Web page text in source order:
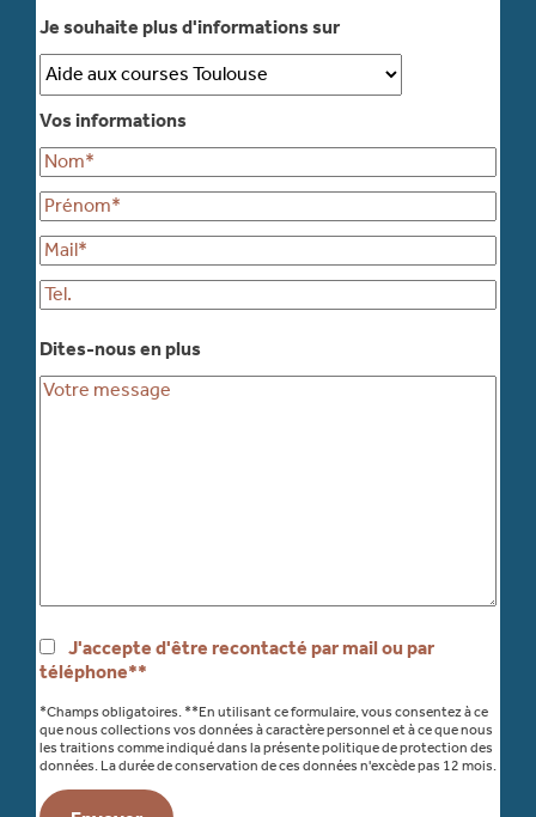
Je souhaite plus d'informations sur
Vos informations
Dites-nous en plus
J'accepte d'être recontacté par mail ou par
téléphone**
*Champs obligatoires. **En utilisant ce formulaire, vous consentez à ce
que nous collections vos données à caractère personnel et à ce que nous
les traitions comme indiqué dans la présente politique de protection des
données. La durée de conservation de ces données n'excède pas 12 mois.